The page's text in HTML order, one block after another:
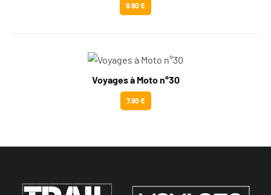
9.90 €
Voyages à Moto n°30
7.90 €